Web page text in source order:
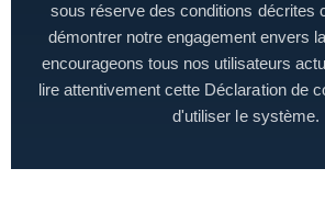
sous réserve des conditions décrites
démontrer notre engagement envers
encourageons tous nos utilisateurs
lire attentivement cette Déclaration de
d'utiliser le système.